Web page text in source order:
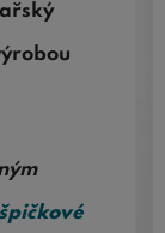
špičkové